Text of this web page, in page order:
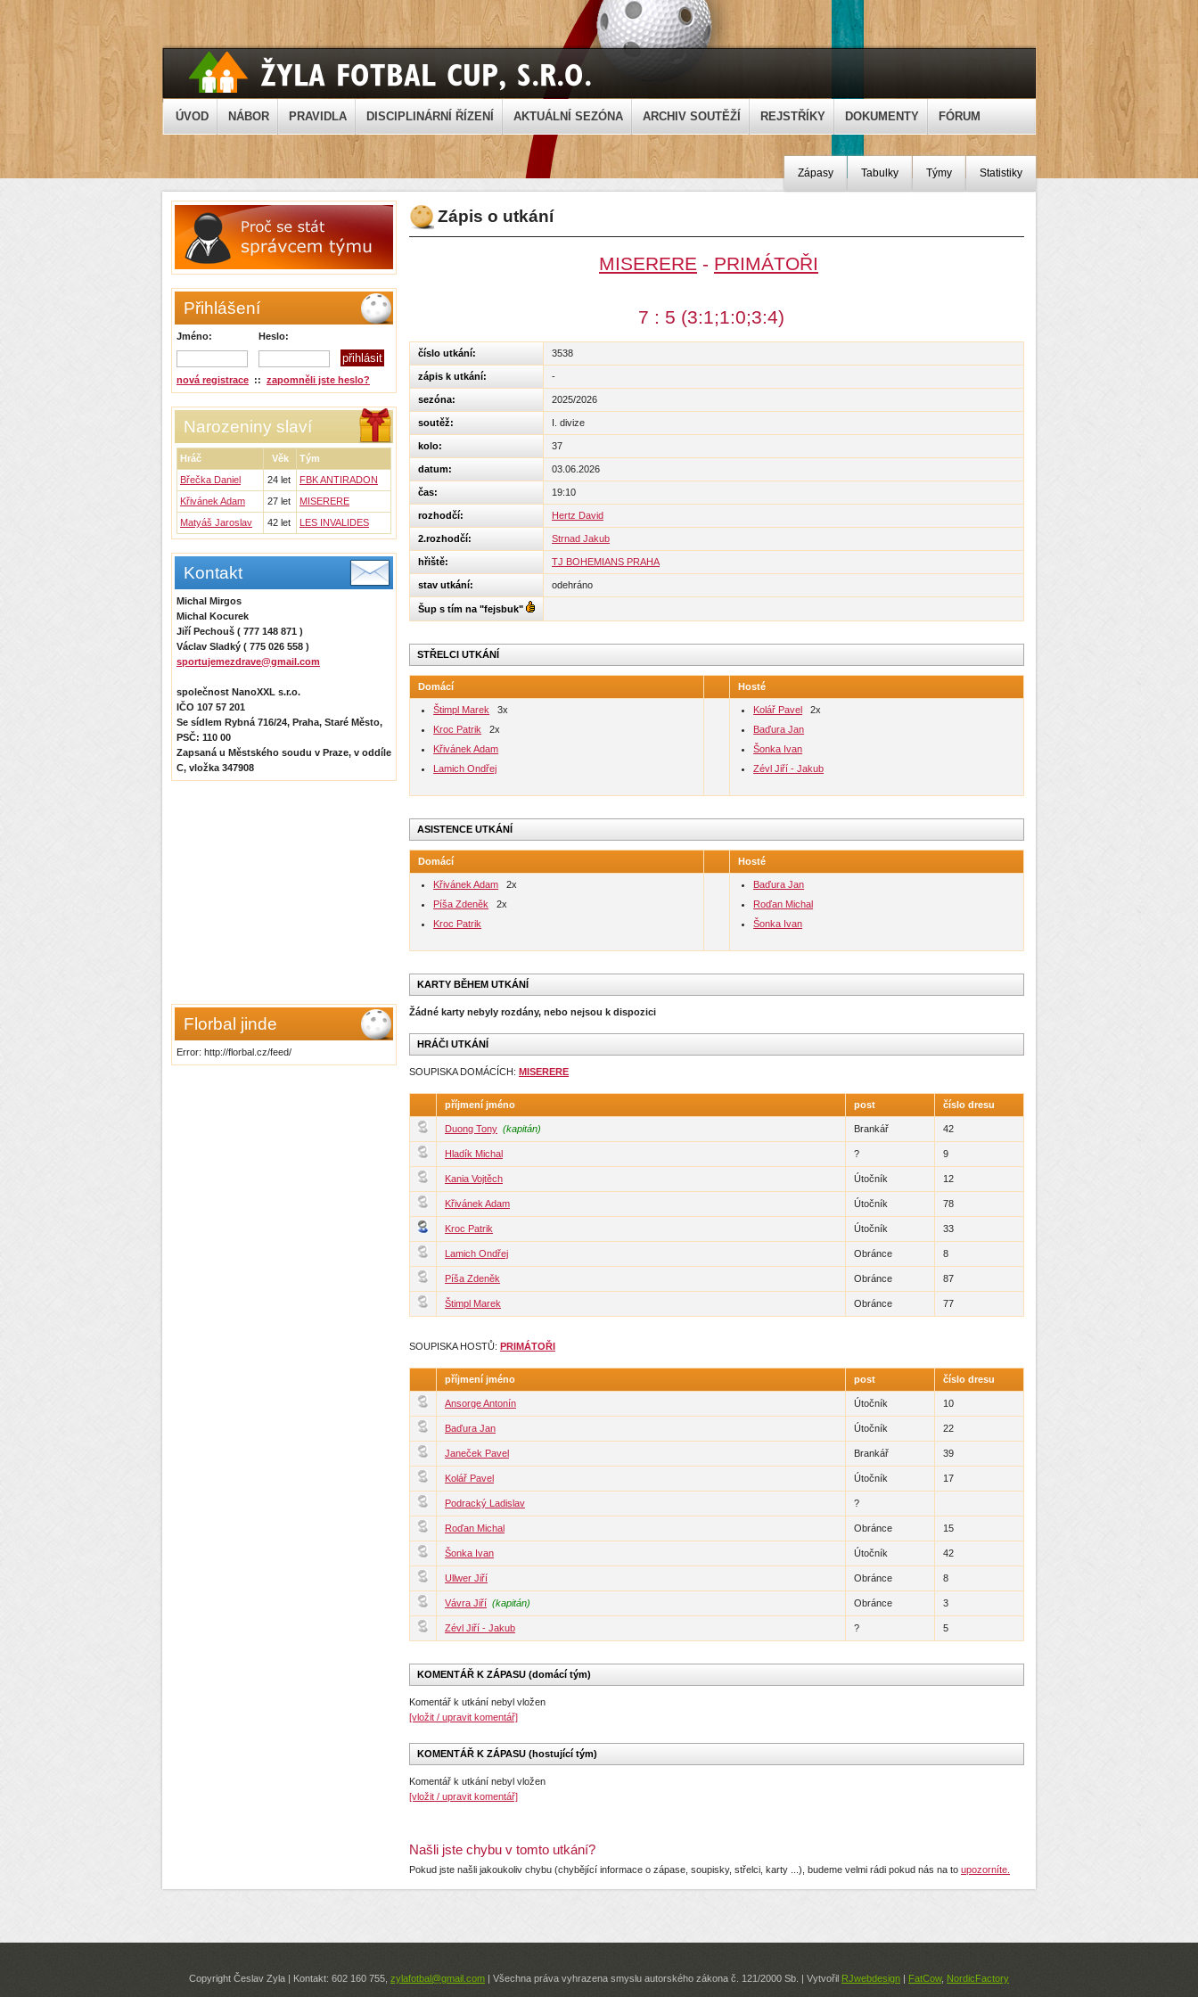
ÚVOD NÁBOR PRAVIDLA DISCIPLINÁRNÍ ŘÍZENÍ AKTUÁLNÍ SEZÓNA ARCHIV SOUTĚŽÍ REJSTŘÍKY DOKUMENTY FÓRUM
Přihlášení
Jméno: Heslo:
nová registrace :: zapomněli jste heslo?
Narozeniny slaví
Hráč Věk
Tým
Břečka Daniel
24 let
FBK ANTIRADON
Křivánek Adam
27 let
MISERERE
Matyáš Jaroslav
42 let LES INVALIDES
Kontakt
Michal Mirgos
Michal Kocurek
Jiří Pechouš ( 777 148 871 )
Václav Sladký ( 775 026 558 )
sportujemezdrave@gmail.com
společnost NanoXXL s.r.o.
IČO 107 57 201
Se sídlem Rybná 716/24, Praha, Staré Město,
PSČ: 110 00
Zapsaná u Městského soudu v Praze, v oddíle
C, vložka 347908
Florbal jinde
Error: http://florbal.cz/feed/
Zápis o utkání
Zápasy Tabulky Týmy Statistiky
MISERERE - PRIMÁTOŘI
7 : 5 (3:1;1:0;3:4)
číslo utkání: 3538
zápis k utkání: -
sezóna: 2025/2026
soutěž: I. divize
kolo: 37
datum: 03.06.2026
čas: 19:10
rozhodčí: Hertz David
2.rozhodčí: Strnad Jakub
hřiště: TJ BOHEMIANS PRAHA
stav utkání: odehráno
Šup s tím na "fejsbuk"
STŘELCI UTKÁNÍ
Domácí Hosté
Štimpl Marek 3x
Kroc Patrik 2x
Křivánek Adam
Lamich Ondřej
Kolář Pavel 2x
Baďura Jan
Šonka Ivan
Zévl Jiří - Jakub
ASISTENCE UTKÁNÍ
Domácí Hosté
Křivánek Adam 2x
Píša Zdeněk 2x
Kroc Patrik
Baďura Jan
Roďan Michal
Šonka Ivan
KARTY BĚHEM UTKÁNÍ
Žádné karty nebyly rozdány, nebo nejsou k dispozici
HRÁČI UTKÁNÍ
SOUPISKA DOMÁCÍCH: MISERERE
příjmení jméno post číslo dresu
Duong Tony (kapitán) Brankář 42
Hladík Michal ? 9
Kania Vojtěch Útočník 12
Křivánek Adam Útočník 78
Kroc Patrik Útočník 33
Lamich Ondřej Obránce 8
Píša Zdeněk Obránce 87
Štimpl Marek Obránce 77
SOUPISKA HOSTŮ: PRIMÁTOŘI
příjmení jméno post číslo dresu
Ansorge Antonín Útočník 10
Baďura Jan Útočník 22
Janeček Pavel Brankář 39
Kolář Pavel Útočník 17
Podracký Ladislav ?
Roďan Michal Obránce 15
Šonka Ivan Útočník 42
Ullwer Jiří Obránce 8
Vávra Jiří (kapitán) Obránce 3
Zévl Jiří - Jakub ? 5
KOMENTÁŘ K ZÁPASU (domácí tým)
Komentář k utkání nebyl vložen
[vložit / upravit komentář]
KOMENTÁŘ K ZÁPASU (hostující tým)
Komentář k utkání nebyl vložen
[vložit / upravit komentář]
Našli jste chybu v tomto utkání?
Pokud jste našli jakoukoliv chybu (chybějící informace o zápase, soupisky, střelci, karty ...), budeme velmi rádi pokud nás na to upozorníte.
Copyright Česlav Zyla | Kontakt: 602 160 755, zylafotbal@gmail.com | Všechna práva vyhrazena smyslu autorského zákona č. 121/2000 Sb. | Vytvořil RJwebdesign | FatCow, NordicFactory